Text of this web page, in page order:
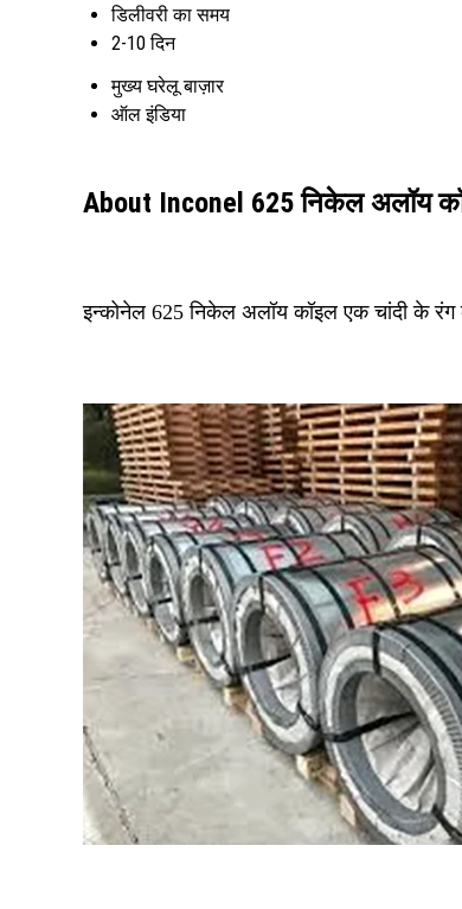
डिलीवरी का समय
2-10 दिन
मुख्य घरेलू बाज़ार
ऑल इंडिया
About Inconel 625 निकेल अलॉय
इन्कोनेल 625 निकेल अलॉय कॉइल एक चांदी के रंग